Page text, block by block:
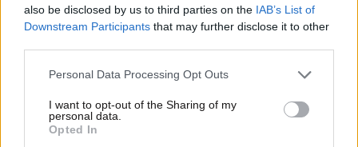
also be disclosed by us to third parties on the IAB’s List of
Downstream Participants that may further disclose it to other
Please note that this website/app uses one or more Google
not limited to your visit or usage behaviour. You may click to
grant or deny consent to Google and its third-party tags to
use your data for below specified purposes in below Google
Personal Data Processing Opt Outs
I want to opt-out of the Sharing of my
personal data.
Opted In